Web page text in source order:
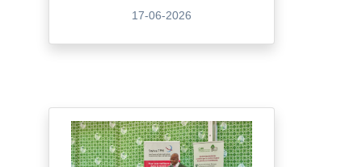
17-06-2026